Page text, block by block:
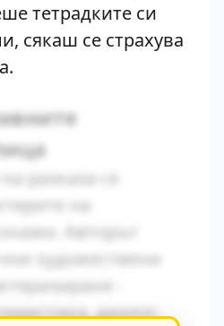
тетрадките си
сякаш се страхува
разказа се
на
Авторът
художествени
-
диалог,